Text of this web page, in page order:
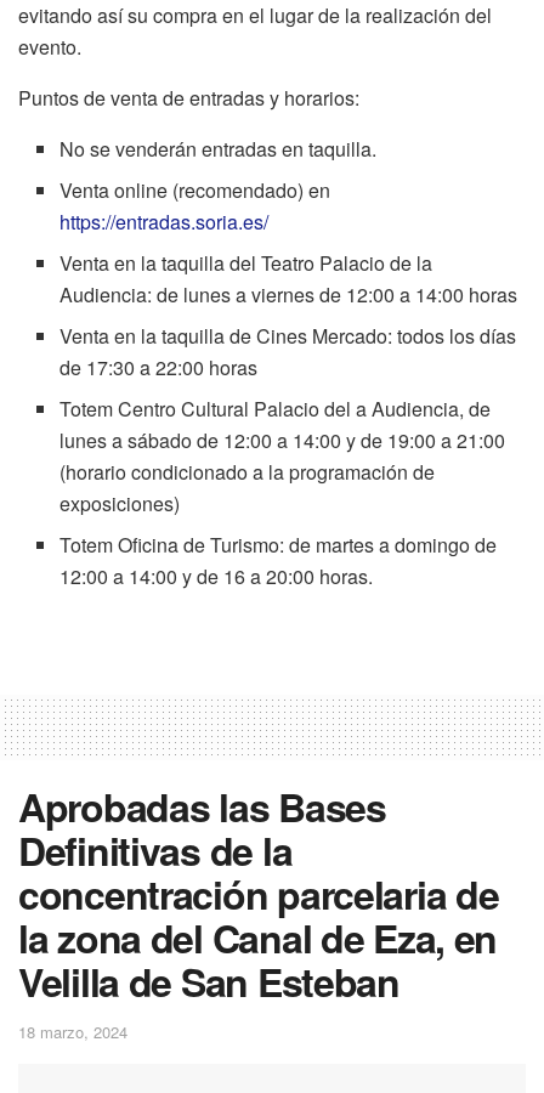
evitando así su compra en el lugar de la realización del
evento.
Puntos de venta de entradas y horarios:
No se venderán entradas en taquilla.
Venta online (recomendado) en
https://entradas.soria.es/
Venta en la taquilla del Teatro Palacio de la
Audiencia: de lunes a viernes de 12:00 a 14:00 horas
Venta en la taquilla de Cines Mercado: todos los días
de 17:30 a 22:00 horas
Totem Centro Cultural Palacio del a Audiencia, de
lunes a sábado de 12:00 a 14:00 y de 19:00 a 21:00
(horario condicionado a la programación de
exposiciones)
Totem Oficina de Turismo: de martes a domingo de
12:00 a 14:00 y de 16 a 20:00 horas.
Aprobadas las Bases
Definitivas de la
concentración parcelaria de
la zona del Canal de Eza, en
Velilla de San Esteban
18 marzo, 2024